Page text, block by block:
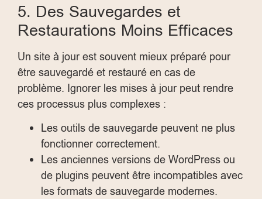
5. Des Sauvegardes et
Restaurations Moins Efficaces
Un site à jour est souvent mieux préparé pour
être sauvegardé et restauré en cas de
problème. Ignorer les mises à jour peut rendre
ces processus plus complexes :
Les outils de sauvegarde peuvent ne plus
fonctionner correctement.
Les anciennes versions de WordPress ou
de plugins peuvent être incompatibles avec
les formats de sauvegarde modernes.